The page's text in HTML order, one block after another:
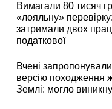
Вимагали 80 тисяч
«лояльну»
затримали двох
податкової
Вчені
версію походження
Землі: могло